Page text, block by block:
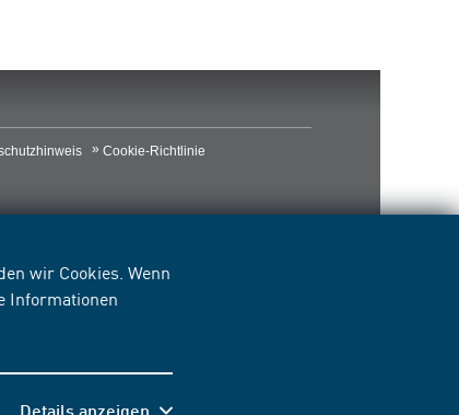
wir Cookies. Wenn
Informationen
Details anzeigen
Cookie-Richtlinie